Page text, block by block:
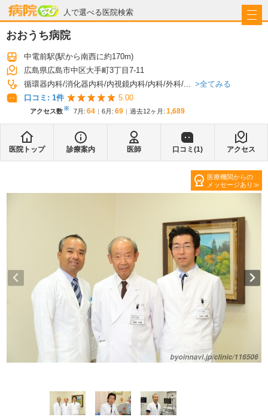
人で選べる医院検索
病院なび
おおうち病院
中電前駅(駅から南西に約170m)
広島県広島市中区大手町3丁目7-11
循環器内科 消化器内科 内視鏡内科 内科 外科 ...
全てみる
口コミ: 1件 5.00
アクセス数※ 7月 : 64 6月 : 69 過去12ヶ月: 1,689
医院トップ 診療案内 医師 口コミ(1) アクセス
医療機関からの
メッセージあり